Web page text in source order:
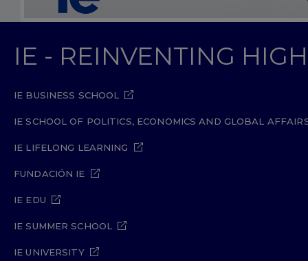
IE - REINVENTING
IE BUSINESS SCHOOL
IE SCHOOL OF POLITICS, ECONOMICS AND GLOBAL
IE LIFELONG LEARNING
FUNDACIÓN IE
IE EDU
IE SUMMER SCHOOL
IE UNIVERSITY